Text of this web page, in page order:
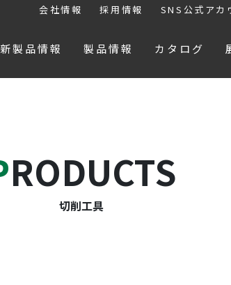
会社情報 採用情報 SNS公式アカ
新製品情報 製品情報 カタログ
PRODUCTS
切削工具